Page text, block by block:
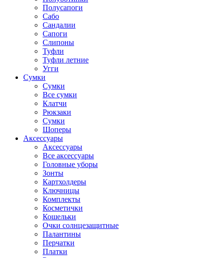
Полусапоги
Сабо
Сандалии
Сапоги
Слипоны
Туфли
Туфли летние
Угги
Сумки
Сумки
Все сумки
Клатчи
Рюкзаки
Сумки
Шоперы
Аксессуары
Аксессуары
Все аксессуары
Головные уборы
Зонты
Картхолдеры
Ключницы
Комплекты
Косметички
Кошельки
Очки солнцезащитные
Палантины
Перчатки
Платки